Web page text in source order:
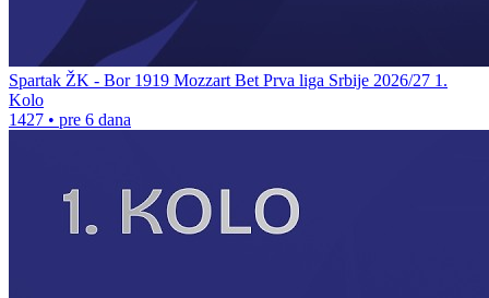
Spartak ŽK - Bor 1919 Mozzart Bet Prva liga Srbije 2026/27 1.
Kolo
1427 • pre 6 dana